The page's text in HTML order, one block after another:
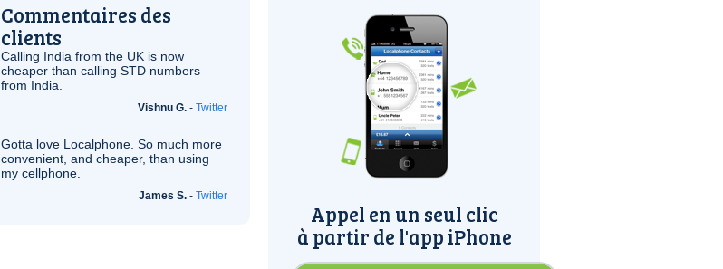
Commentaires des
clients
Calling India from the UK is now
cheaper than calling STD numbers
from India.
Vishnu G. - Twitter
Gotta love Localphone. So much more
convenient, and cheaper, than using
my cellphone.
James S. - Twitter
Appel en un seul clic
à partir de l'app iPhone